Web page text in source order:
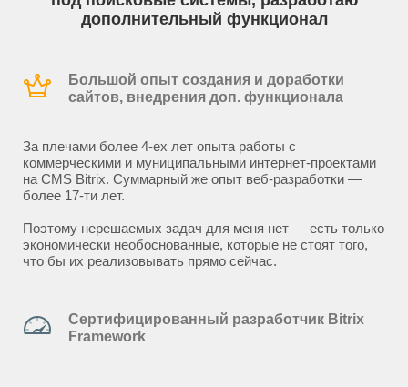
дополнительный функционал
Большой опыт создания и доработки
сайтов, внедрения доп. функционала
За плечами более 4-ех лет опыта работы с
коммерческими и муниципальными интернет-проектами
на CMS Bitrix. Суммарный же опыт веб-разработки —
более 17-ти лет.
Поэтому нерешаемых задач для меня нет — есть только
экономически необоснованные, которые не стоят того,
что бы их реализовывать прямо сейчас.
Сертифицированный разработчик Bitrix
Framework